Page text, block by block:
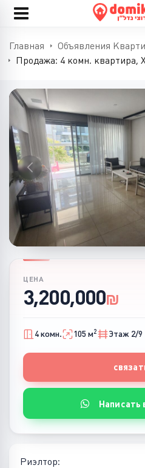
Главная
Объявления
Продажа: 4 комн. квартира,
ЦЕНА
3,200,000₪
4 комн. 105 м2 Этаж 2/9
Написать
Риэлтор: